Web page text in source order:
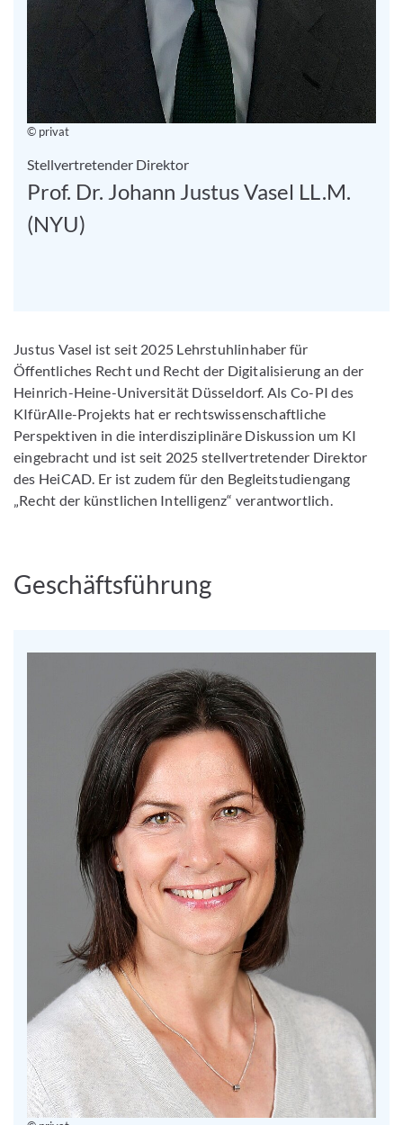
© privat
Stellvertretender Direktor
Prof. Dr. Johann Justus Vasel LL.M.
(NYU)
Justus Vasel ist seit 2025 Lehrstuhlinhaber für
Öffentliches Recht und Recht der Digitalisierung an der
Heinrich-Heine-Universität Düsseldorf. Als Co-PI des
KIfürAlle-Projekts hat er rechtswissenschaftliche
Perspektiven in die interdisziplinäre Diskussion um KI
eingebracht und ist seit 2025 stellvertretender Direktor
des HeiCAD. Er ist zudem für den Begleitstudiengang
„Recht der künstlichen Intelligenz“ verantwortlich.
Geschäftsführung